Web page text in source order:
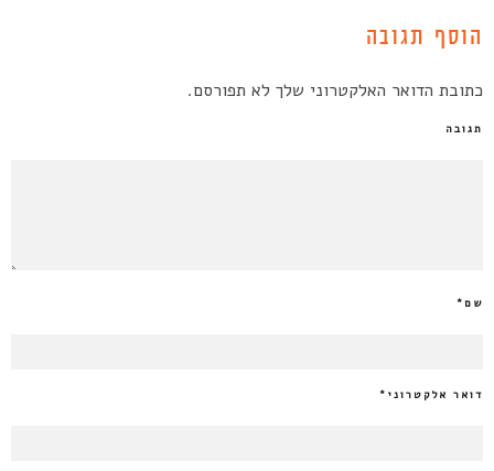
הוסף תגובה
כתובת הדואר האלקטרוני שלך לא תפורסם.
תגובה
שם*
דואר אלקטרוני *